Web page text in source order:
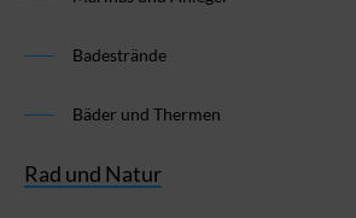
Badestrände
Bäder und Thermen
Rad und Natur